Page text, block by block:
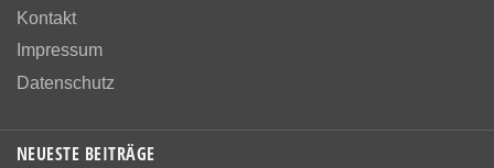
Kontakt
Impressum
Datenschutz
NEUESTE BEITRÄGE